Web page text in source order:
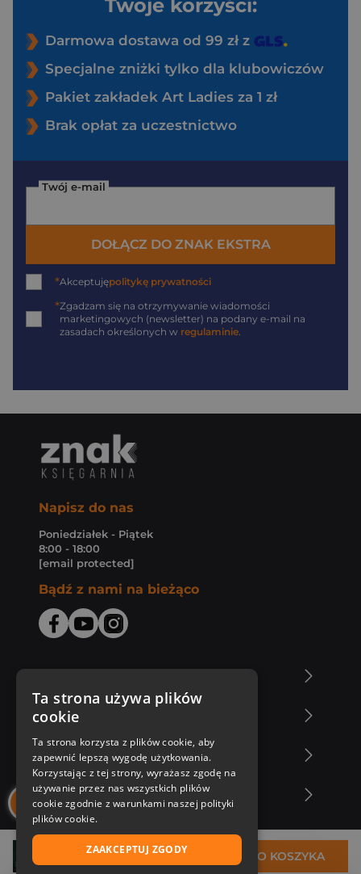
70,35 zł DO KOSZYKA
Twoje korzyści:
Darmowa dostawa od 99 zł z
Specjalne zniżki tylko dla klubowiczów
Pakiet zakładek Art Ladies za 1 zł
Brak opłat za uczestnictwo
Twój e-mail
DOŁĄCZ DO ZNAK EKSTRA
*Akceptujępolitykę prywatności
*Zgadzam się na otrzymywanie wiadomości
marketingowych (newsletter) na podany e-mail na
zasadach określonych w regulaminie.
Napisz do nas
Poniedziałek - Piątek
8:00 - 18:00
[email protected]
Bądź z nami na bieżąco
Zakupy u nas
Nasza oferta
Nasi autorzy
Ta strona używa plików
cookie
Ta strona korzysta z plików cookie, aby
zapewnić lepszą wygodę użytkowania.
Korzystając z tej strony, wyrażasz zgodę na
używanie przez nas wszystkich plików
cookie zgodnie z warunkami naszej polityki
plików cookie.
ZAAKCEPTUJ ZGODY